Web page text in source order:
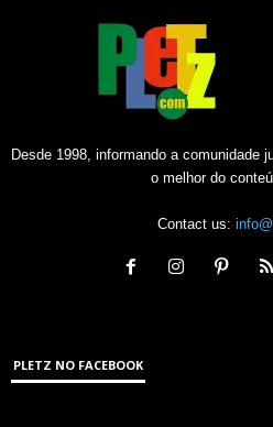
Desde 1998, informando a comunidade
o melhor do
Contact us:
PLETZ NO FACEBOOK